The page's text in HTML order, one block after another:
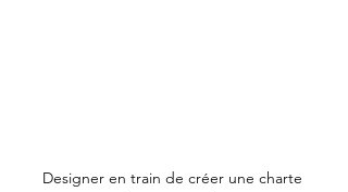
Designer en train de créer une charte